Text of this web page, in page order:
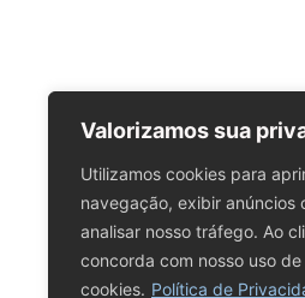
Valorizamos sua
Utilizamos cookies para
navegação, exibir anúncios
analisar nosso tráfego. Ao
concorda com nosso uso de
cookies. Política de